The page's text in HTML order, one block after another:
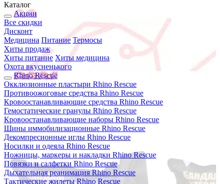
Каталог
Акции
Все скидки
Дисконт
Медицина Питание Термосы
Хиты продаж
Хиты питание Хиты медицина
Охота вкусненького
Rhino Rescue
Окклюзионные пластыри Rhino Rescue
Противоожоговые средства Rhino Rescue
Кровоостанавливающие средства Rhino Rescue
Гемостатические гранулы Rhino Rescue
Кровоостанавливающие наборы Rhino Rescue
Шины иммобилизационные Rhino Rescue
Декомпресионные иглы Rhino Rescue
Носилки и одеяла Rhino Rescue
Ножницы, маркеры и накладки Rhino Rescue
Повязки и салфетки Rhino Rescue
Дыхательная реанимация Rhino Rescue
Тактические жилеты Rhino Rescue